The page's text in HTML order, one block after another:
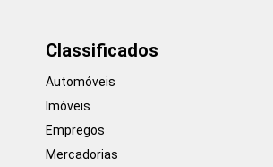
Classificados
Automóveis
Imóveis
Empregos
Mercadorias